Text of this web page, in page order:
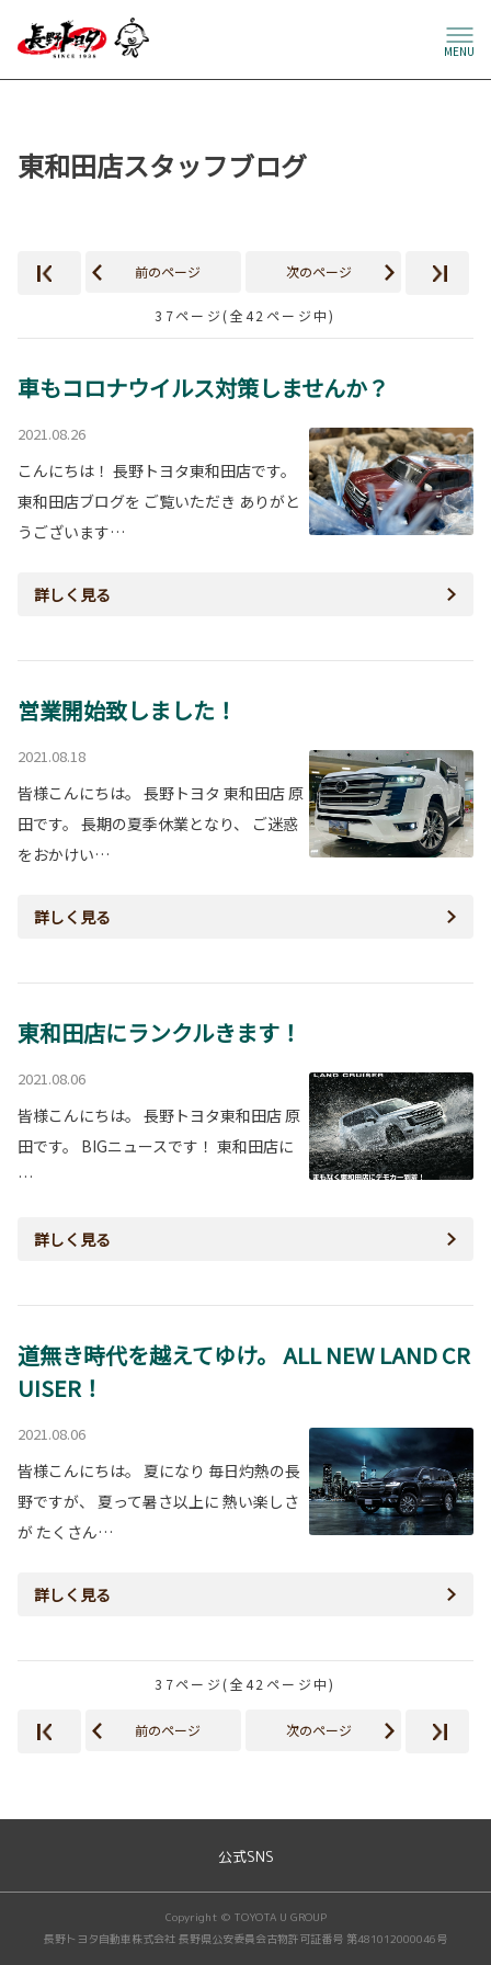
MENU
東和田店スタッフブログ
前のページ 次のページ
37ページ(全42ページ中)
車もコロナウイルス対策しませんか？
2021.08.26
こんにちは！ 長野トヨタ東和田店です。
東和田店ブログを ご覧いただき ありがと
うございます…
詳しく見る
営業開始致しました！
2021.08.18
皆様こんにちは。 長野トヨタ 東和田店 原
田です。 長期の夏季休業となり、 ご迷惑
をおかけい…
詳しく見る
東和田店にランクルきます！
2021.08.06
皆様こんにちは。 長野トヨタ東和田店 原
田です。 BIGニュースです！ 東和田店に
…
詳しく見る
道無き時代を越えてゆけ。 ALL NEW LAND CR
UISER！
2021.08.06
皆様こんにちは。 夏になり 毎日灼熱の長
野ですが、 夏って暑さ以上に 熱い楽しさ
が たくさん…
詳しく見る
37ページ(全42ページ中)
前のページ 次のページ
公式SNS
Copyright © TOYOTA U GROUP
長野トヨタ自動車株式会社 長野県公安委員会古物許可証番号 第481012000046号